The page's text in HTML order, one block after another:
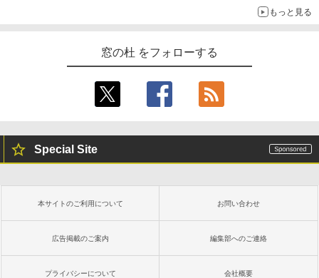
出す プロンプトの言葉 AI画像生成シリー
ズ (はぴーイラストLabo)
￥480
非エンジニア 初心者 素人 でも安心 使い
方 マニュアル AI副業にもコンテンツ作成
にもKindle出版にも！ 非エンジニアのた
￥99
1冊ですべて身につくHTML & CSSとWe
bデザイン入門講座［第2版］
Amazon Kindle - 目に優しい、かさばら
ない、大きな画面で読みやすい、6週間持
書籍リーダー、ブラック、16GB、広告な
Kindle Paperwhite シグニチャーエディ
るさ自動調整、色調調節ライト、12週間
持続バッテリー、広告なし、メタリック
もっと見る
窓の杜 をフォローする
Special Site
本サイトのご利用について お問い合わせ
広告掲載のご案内 編集部へのご連絡
プライバシーについて 会社概要